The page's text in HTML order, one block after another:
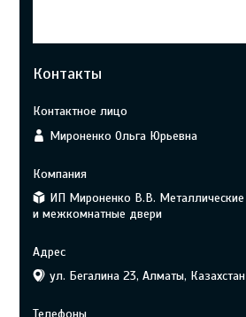
Контакты
Мироненко Ольга Юрьевна
ИП Мироненко В.В. Металлические
и межкомнатные двери
ул. Бегалина 23, Алматы, Казахстан